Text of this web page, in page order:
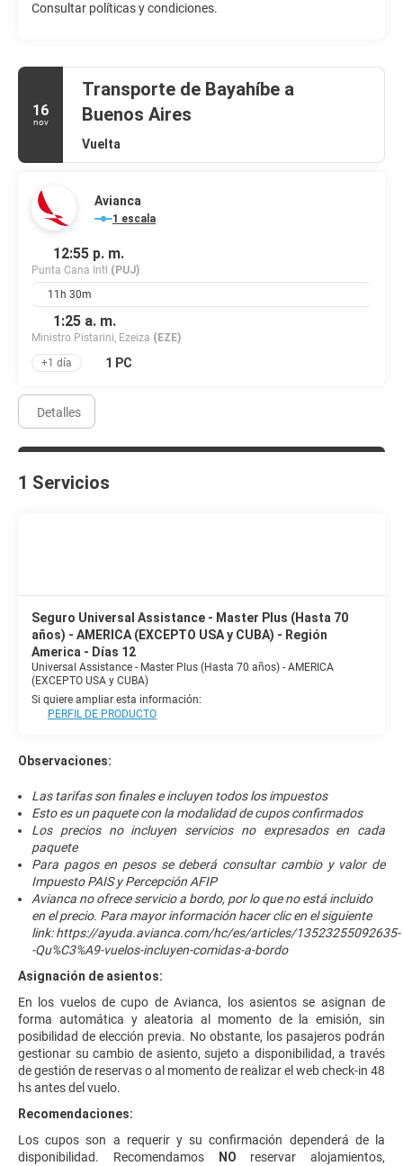
Consultar políticas y condiciones.
16
nov
Transporte de Bayahíbe a
Buenos Aires
Vuelta
Avianca
1 escala
12:55 p. m.
Punta Cana Intl (PUJ)
11h 30m
1:25 a. m.
Ministro Pistarini, Ezeiza (EZE)
+1 día
1 PC
Detalles
1 Servicios
Seguro Universal Assistance - Master Plus (Hasta 70
años) - AMERICA (EXCEPTO USA y CUBA) - Región
America - Días 12
Universal Assistance - Master Plus (Hasta 70 años) - AMERICA
(EXCEPTO USA y CUBA)
Si quiere ampliar esta información:
PERFIL DE PRODUCTO
Observaciones:
Las tarifas son finales e incluyen todos los impuestos
Esto es un paquete con la modalidad de cupos confirmados
Los precios no incluyen servicios no expresados en cada
paquete
Para pagos en pesos se deberá consultar cambio y valor de
Impuesto PAIS y Percepción AFIP
Avianca no ofrece servicio a bordo, por lo que no está incluido
en el precio. Para mayor información hacer clic en el siguiente
link:https://ayuda.avianca.com/hc/es/articles/13523255092635-
-Qu%C3%A9-vuelos-incluyen-comidas-a-bordo
Asignación de asientos:
En los vuelos de cupo de Avianca, los asientos se asignan de
forma automática y aleatoria al momento de la emisión, sin
posibilidad de elección previa. No obstante, los pasajeros podrán
gestionar su cambio de asiento, sujeto a disponibilidad, a través
de gestión de reservas o al momento de realizar el web check-in 48
hs antes del vuelo.
Recomendaciones:
Los cupos son a requerir y su confirmación dependerá de la
disponibilidad. RecomendamosNO reservar alojamientos,